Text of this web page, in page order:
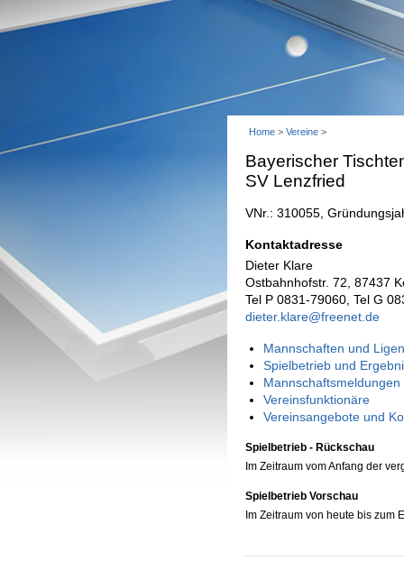
Home > Vereine >
Bayerischer
SV Lenzfried
VNr.: 310055,
Kontaktadresse
Dieter Klare
Ostbahnhofstr. 72, 87437
Tel P 0831-79060, Tel G
dieter.klare@freenet.de
Mannschaften und
Spielbetrieb und
Vereinsfunktionäre
Vereinsangebote und
Spielbetrieb - Rückschau
Im Zeitraum vom Anfang der
Spielbetrieb Vorschau
Im Zeitraum von heute bis zum